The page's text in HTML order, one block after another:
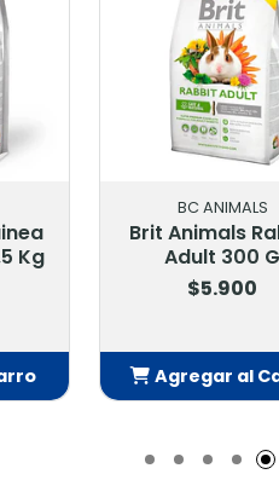
Brit Animals Rabbit
Adult 300 G
Agregar al Carro